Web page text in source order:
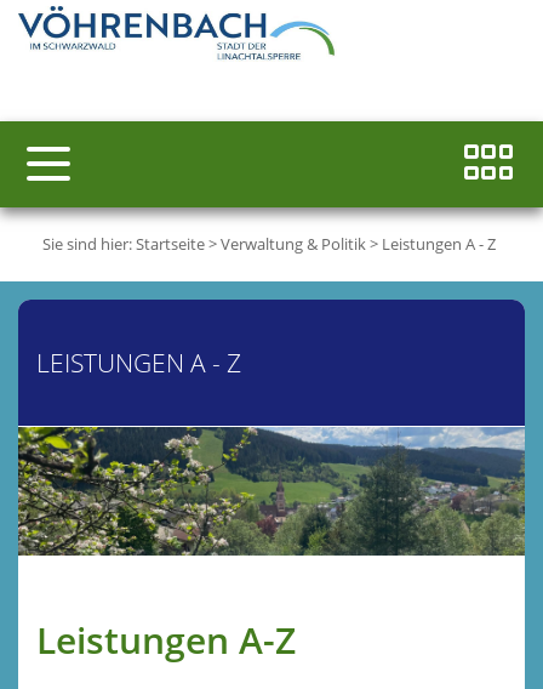
Sie sind hier:Startseite>Verwaltung & Politik> Leistungen A - Z
LEISTUNGEN A - Z
Leistungen A-Z